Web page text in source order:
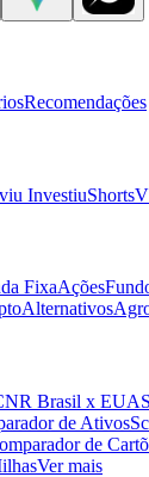
Recomendações
InvestiuShorts
FixaAções
Alternativos
Brasil x EUA
de Ativos
de
Ver mais